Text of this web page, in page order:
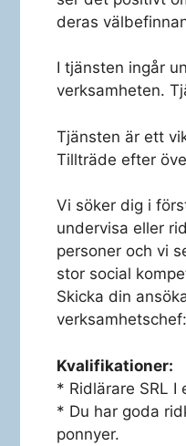
deras
I tjänsten ingår
verksamheten.
Tjänsten är ett
Tillträde efter
Vi söker dig i
undervisa eller
personer och vi
stor social
Skicka din
verksamhetschef:
Kvalifikationer:
* Ridlärare SRL
* Du har goda
ponnyer.